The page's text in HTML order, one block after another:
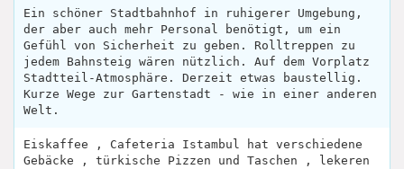
Ein schöner Stadtbahnhof in ruhigerer Umgebung,
der aber auch mehr Personal benötigt, um ein
Gefühl von Sicherheit zu geben. Rolltreppen zu
jedem Bahnsteig wären nützlich. Auf dem Vorplatz
Stadtteil-Atmosphäre. Derzeit etwas baustellig.
Kurze Wege zur Gartenstadt - wie in einer anderen
Welt.
Eiskaffee , Cafeteria Istambul hat verschiedene
Gebäcke , türkische Pizzen und Taschen , lekeren